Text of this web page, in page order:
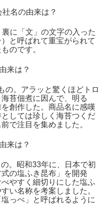
社名の由来は？
に「文」の文字の入った
と呼ばれて重宝がられて
のです。
来は？
の。アラッと驚くほどトロ
苔佃煮に因んで、明る
創作した。商品名に感嘆
しては珍しく海苔つくだ
で注目を集めました。
来は？
。昭和33年に、日本で初
の塩ふき昆布」を開発
やすく細切りにした塩ふ
い名称を考案しました。
っぺ」と呼ばれるように